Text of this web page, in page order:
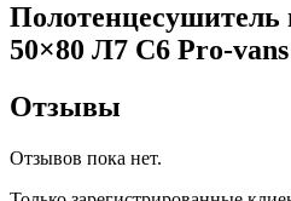
50×80 Л7 С6 Pro-
Отзывы
Отзывов пока нет.